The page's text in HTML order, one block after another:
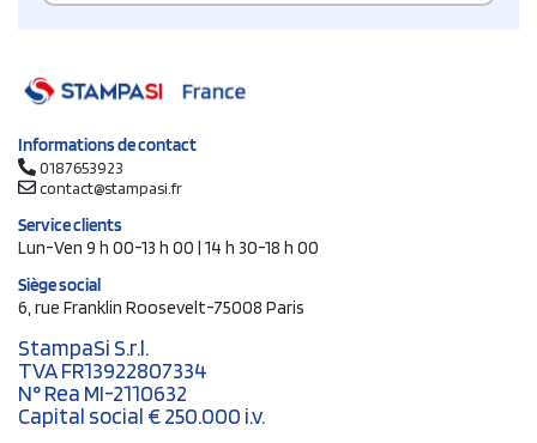
Informations de contact
0187653923
contact@stampasi.fr
Service clients
Lun-Ven 9 h 00-13 h 00 | 14 h 30-18 h 00
Siège social
6, rue Franklin Roosevelt-75008 Paris
StampaSi S.r.l.
TVA FR13922807334
N° Rea MI-2110632
Capital social € 250.000 i.v.